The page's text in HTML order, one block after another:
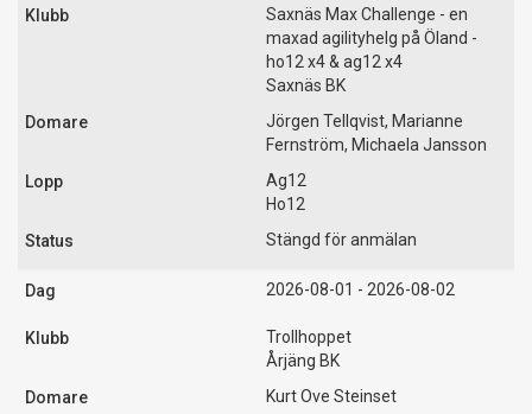
Saxnäs Max Challenge - en
maxad agilityhelg på Öland -
ho12 x4 & ag12 x4
Saxnäs BK
Jörgen Tellqvist, Marianne
Fernström, Michaela Jansson
Ag12
Ho12
Stängd för anmälan
2026-08-01 - 2026-08-02
Trollhoppet
Årjäng BK
Kurt Ove Steinset